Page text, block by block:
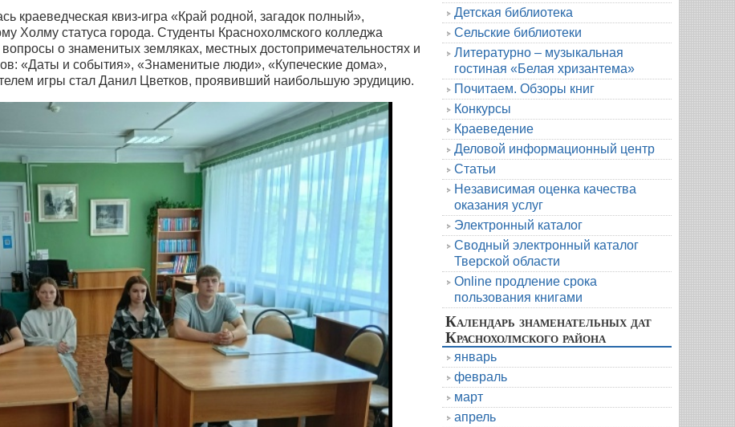
краеведческая квиз-игра «Край родной, загадок полный»,
Холму статуса города. Студенты Краснохолмского колледжа
о знаменитых земляках, местных достопримечательностях и
«Даты и события», «Знаменитые люди», «Купеческие дома»,
игры стал Данил Цветков, проявивший наибольшую эрудицию.
Детская библиотека
Сельские библиотеки
Литературно – музыкальная
гостиная «Белая хризантема»
Почитаем. Обзоры книг
Конкурсы
Краеведение
Деловой информационный центр
Статьи
Независимая оценка качества
оказания услуг
Электронный каталог
Сводный электронный каталог
Тверской области
Online продление срока
пользования книгами
Календарь знаменательных дат
Краснохолмского района
январь
февраль
март
апрель